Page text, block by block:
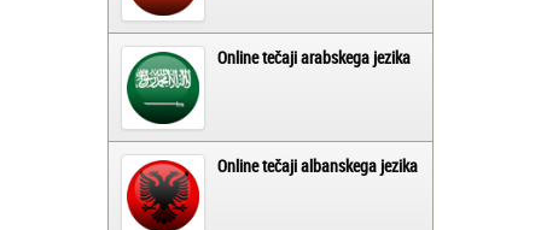
Online tečaji arabskega jezika
Online tečaji albanskega jezika